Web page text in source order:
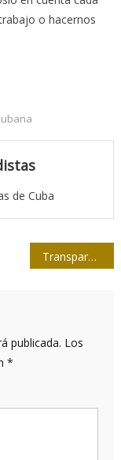
o hacernos
de Cuba
Transparencias
publicada. Los
*